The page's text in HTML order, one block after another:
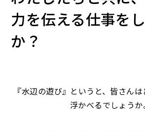
力を伝える仕事を
か？
『水辺の遊び』というと、皆さん
浮かべるでしょうか